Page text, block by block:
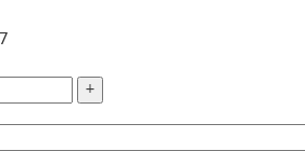
+